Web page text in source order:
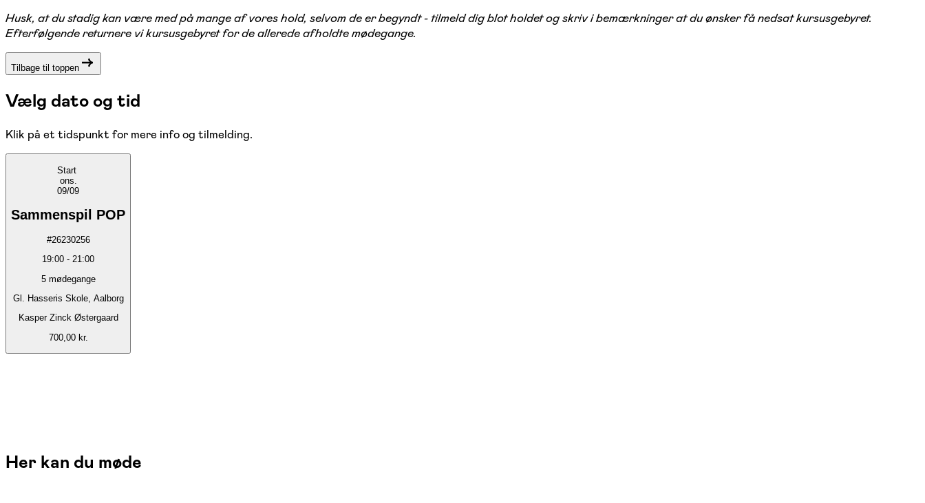
Husk, at du stadig kan være med på mange af vores hold, selvom de er begyndt - tilmeld dig blot holdet og skriv i bemærkninger at du ønsker få nedsat kursusgebyret.
Efterfølgende returnere vi kursusgebyret for de allerede afholdte mødegange.
Tilbage til toppen
Vælg dato og tid
Klik på et tidspunkt for mere info og tilmelding.
Start
ons.
09/09
Sammenspil POP
#26230256
19:00 - 21:00
5 mødegange
Gl. Hasseris Skole, Aalborg
Kasper Zinck Østergaard
700,00 kr.
Her kan du møde